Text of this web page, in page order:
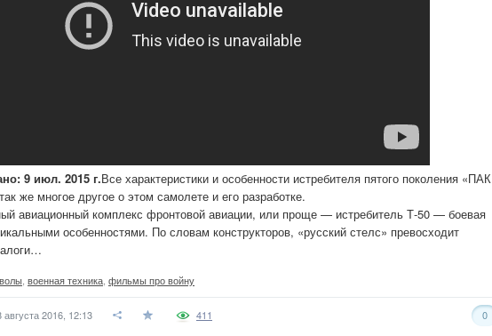
9 июл. 2015 г.Все характеристики и особенности истребителя пятого поколения «ПАК
же многое другое о этом самолете и его разработке.
авиационный комплекс фронтовой авиации, или проще — истребитель Т-50 — боевая
особенностями. По словам конструкторов, «русский стелс» превосходит
военная техника фильмы про войну
августа 2016, 12:13 0
411